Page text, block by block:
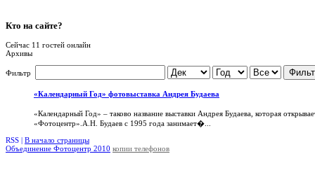
Кто на сайте?
Сейчас 11 гостей онлайн
Архивы
Фильтр
«Календарный Год» фотовыставка Андрея Будаева
«Календарный Год» – таково название выставки Андрея Будаева, которая
«Фотоцентр».А.Н. Будаев с 1995 года занимает�...
RSS | В начало страницы
Объединение Фотоцентр 2010 копии телефонов